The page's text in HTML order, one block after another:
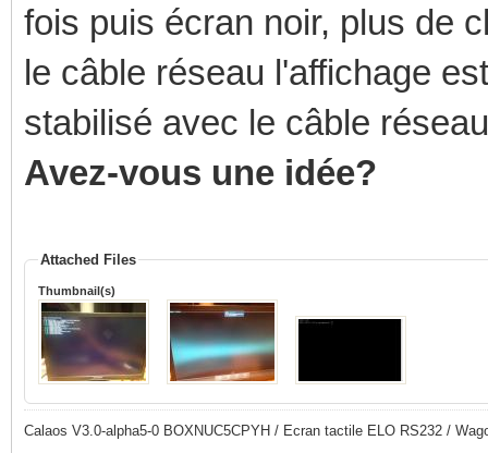
fois puis écran noir, plus de
le câble réseau l'affichage
stabilisé avec le câble
Avez-vous une idée?
Attached Files
Thumbnail(s)
Calaos V3.0-alpha5-0 BOXNUC5CPYH / Ecran tactile ELO RS232 /